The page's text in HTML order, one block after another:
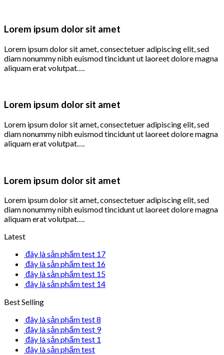
Lorem ipsum dolor sit amet
Lorem ipsum dolor sit amet, consectetuer adipiscing elit, sed
diam nonummy nibh euismod tincidunt ut laoreet dolore magna
aliquam erat volutpat….
Lorem ipsum dolor sit amet
Lorem ipsum dolor sit amet, consectetuer adipiscing elit, sed
diam nonummy nibh euismod tincidunt ut laoreet dolore magna
aliquam erat volutpat….
Lorem ipsum dolor sit amet
Lorem ipsum dolor sit amet, consectetuer adipiscing elit, sed
diam nonummy nibh euismod tincidunt ut laoreet dolore magna
aliquam erat volutpat….
Latest
đây là sản phẩm test 17
đây là sản phẩm test 16
đây là sản phẩm test 15
đây là sản phẩm test 14
Best Selling
đây là sản phẩm test 8
đây là sản phẩm test 9
đây là sản phẩm test 1
đây là sản phẩm test